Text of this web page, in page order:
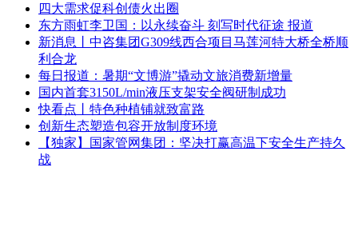
四大需求促科创债火出圈
东方雨虹李卫国：以永续奋斗 刻写时代征途 报道
新消息丨中咨集团G309线西合项目马莲河特大桥全桥顺
利合龙
每日报道：暑期“文博游”撬动文旅消费新增量
国内首套3150L/min液压支架安全阀研制成功
快看点丨特色种植铺就致富路
创新生态塑造包容开放制度环境
【独家】国家管网集团：坚决打赢高温下安全生产持久
战